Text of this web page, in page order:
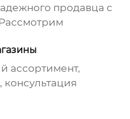
продавца с
ассортимент,